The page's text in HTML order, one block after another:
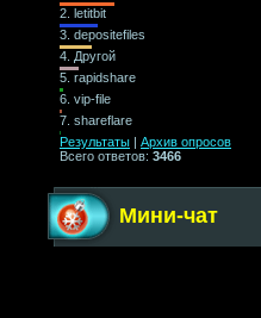
2. letitbit
3. depositefiles
4. Другой
5. rapidshare
6. vip-file
7. shareflare
Результаты | Архив опросов
Всего ответов: 3466
Мини-чат